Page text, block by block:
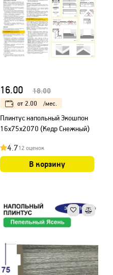
16.00 18.00
от 2.00 /мес.
Плинтус напольный Экошпон
16х75х2070 (Кедр Снежный)
4.712 оценок
В корзину